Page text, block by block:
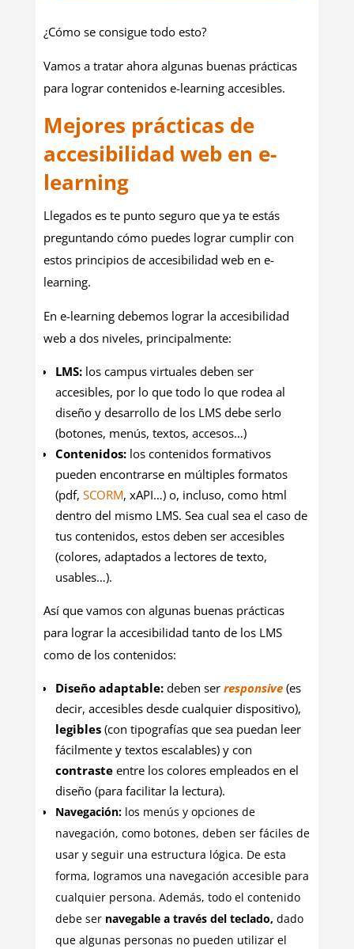
¿Cómo se consigue todo esto?
Vamos a tratar ahora algunas buenas prácticas
para lograr contenidos e-learning accesibles.
Mejores prácticas de
accesibilidad web en e-
learning
Llegados es te punto seguro que ya te estás
preguntando cómo puedes lograr cumplir con
estos principios de accesibilidad web en e-
learning.
En e-learning debemos lograr la accesibilidad
web a dos niveles, principalmente:
LMS:los campus virtuales deben ser
accesibles, por lo que todo lo que rodea al
diseño y desarrollo de los LMS debe serlo
(botones, menús, textos, accesos…)
Contenidos:los contenidos formativos
pueden encontrarse en múltiples formatos
(pdf, SCORM, xAPI…) o, incluso, como html
dentro del mismo LMS. Sea cual sea el caso de
tus contenidos, estos deben ser accesibles
(colores, adaptados a lectores de texto,
usables…).
Así que vamos con algunas buenas prácticas
para lograr la accesibilidad tanto de los LMS
como de los contenidos:
Diseño adaptable:deben ser responsive (es
decir, accesibles desde cualquier dispositivo),
legibles(con tipografías que sea puedan leer
fácilmente y textos escalables) y con
contrasteentre los colores empleados en el
diseño (para facilitar la lectura).
Navegación:los menús y opciones de
navegación, como botones, deben ser fáciles de
usar y seguir una estructura lógica. De esta
forma, logramos una navegación accesible para
cualquier persona. Además, todo el contenido
debe ser navegable a través del teclado, dado
que algunas personas no pueden utilizar el